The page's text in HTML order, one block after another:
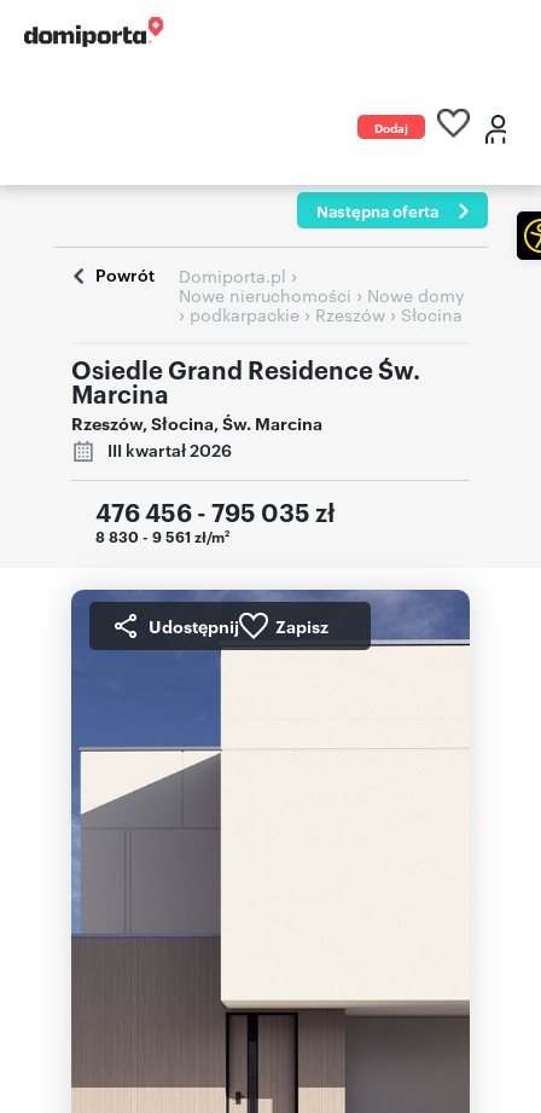
Dodaj
Następna oferta
Powrót Domiporta.pl ›
Nowe nieruchomości › Nowe domy
› podkarpackie › Rzeszów › Słocina
Osiedle Grand Residence Św.
Marcina
Rzeszów,Słocina,Św. Marcina
III kwartał 2026
476 456 - 795 035 zł
8 830 - 9 561 zł/m2
Udostępnij Zapisz